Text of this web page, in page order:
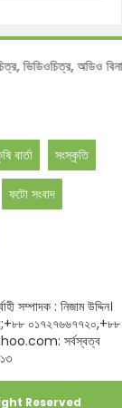
অডিও বিনা
বার্তা সংস্কৃতি
ফটো সংবাদ
সম্পাদক : নিজাম উদ্দিন।
০১৭২৭৬৬৭৭২০,+৮৮
সর্বস্বত্ব
Reserved